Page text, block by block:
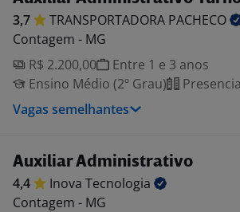
3,7 TRANSPORTADORA PACHECO
Contagem - MG
R$ 2.200,00
Entre 1 e 3 anos
Ensino Médio (2º Grau)
Vagas semelhantes
Auxiliar Administrativo
4,4 Inova Tecnologia
Contagem - MG